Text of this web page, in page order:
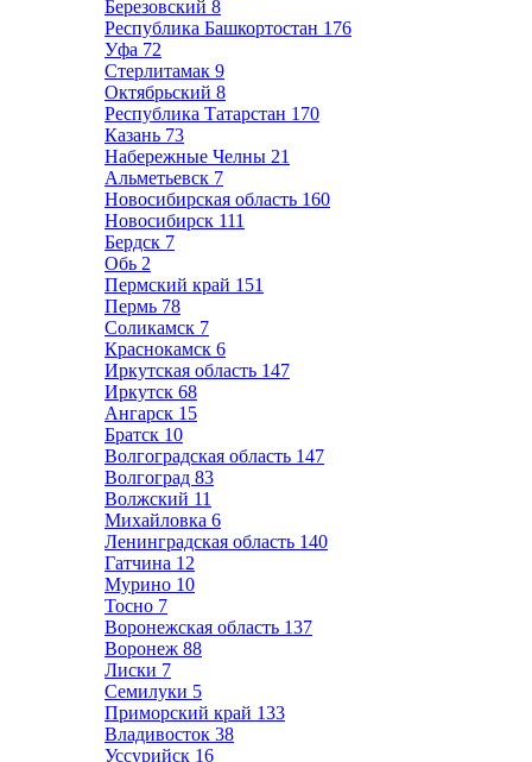
Березовский 8
Республика Башкортостан 176
Уфа 72
Стерлитамак 9
Октябрьский 8
Республика Татарстан 170
Казань 73
Набережные Челны 21
Альметьевск 7
Новосибирская область 160
Новосибирск 111
Бердск 7
Обь 2
Пермский край 151
Пермь 78
Соликамск 7
Краснокамск 6
Иркутская область 147
Иркутск 68
Ангарск 15
Братск 10
Волгоградская область 147
Волгоград 83
Волжский 11
Михайловка 6
Ленинградская область 140
Гатчина 12
Мурино 10
Тосно 7
Воронежская область 137
Воронеж 88
Лиски 7
Семилуки 5
Приморский край 133
Владивосток 38
Уссурийск 16